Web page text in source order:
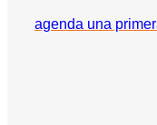
agenda una